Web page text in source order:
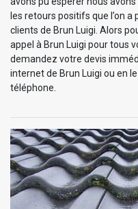
les retours positifs que l’on
clients de Brun Luigi. Alors
appel à Brun Luigi pour tous
demandez votre devis
internet de Brun Luigi ou en
téléphone.